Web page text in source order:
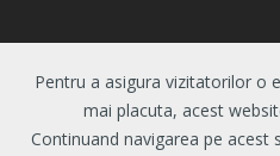
Pentru a asigura vizitatorilor o
mai placuta, acest
Continuand navigarea pe acest
© 2026 Centrul de Evaluare
Toate drepturile rezervate.
confidentialitate |Politica